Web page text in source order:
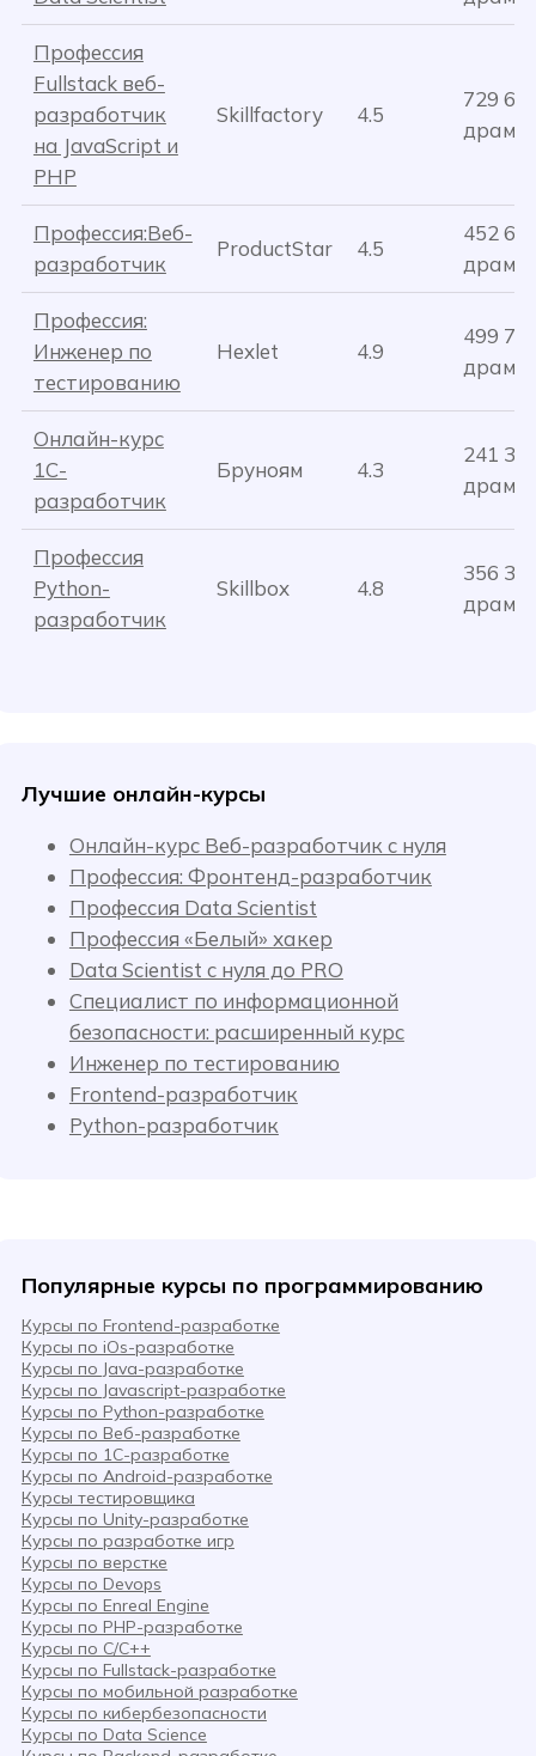
Профессия
Fullstack веб-
разработчик
на JavaScript и
PHP
Skillfactory 4.5
729
драм
Профессия:Веб-
разработчик
ProductStar 4.5
452
драм
Профессия:
Инженер по
тестированию
Hexlet 4.9
499
драм
Онлайн-курс
1С-
разработчик
Бруноям 4.3
241
драм
Профессия
Python-
разработчик
Skillbox 4.8
356
драм
Лучшие онлайн-курсы
Онлайн-курс Веб-разработчик с нуля
Профессия: Фронтенд-разработчик
Профессия Data Scientist
Профессия «Белый» хакер
Data Scientist с нуля до PRO
Специалист по информационной
безопасности: расширенный курс
Инженер по тестированию
Frontend-разработчик
Python-разработчик
Популярные курсы по программированию
Курсы по Frontend-разработке
Курсы по iOs-разработке
Курсы по Java-разработке
Курсы по Javascript-разработке
Курсы по Python-разработке
Курсы по Веб-разработке
Курсы по 1С-разработке
Курсы по Android-разработке
Курсы тестировщика
Курсы по Unity-разработке
Курсы по разработке игр
Курсы по верстке
Курсы по Devops
Курсы по Enreal Engine
Курсы по PHP-разработке
Курсы по C/C++
Курсы по Fullstack-разработке
Курсы по мобильной разработке
Курсы по кибербезопасности
Курсы по Data Science